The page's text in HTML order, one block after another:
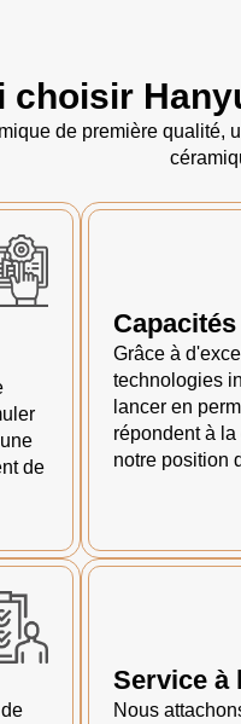
choisir
de première
de
Grâce à
technologies
lancer en
répondent à
notre position
Service à
Nous